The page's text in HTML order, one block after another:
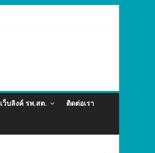
เว็บลิงค์ รพ.สต. ติดต่อเรา